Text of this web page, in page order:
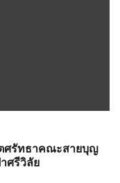
ศรัทธาคณะสายบุญ
ศรีวิลัย